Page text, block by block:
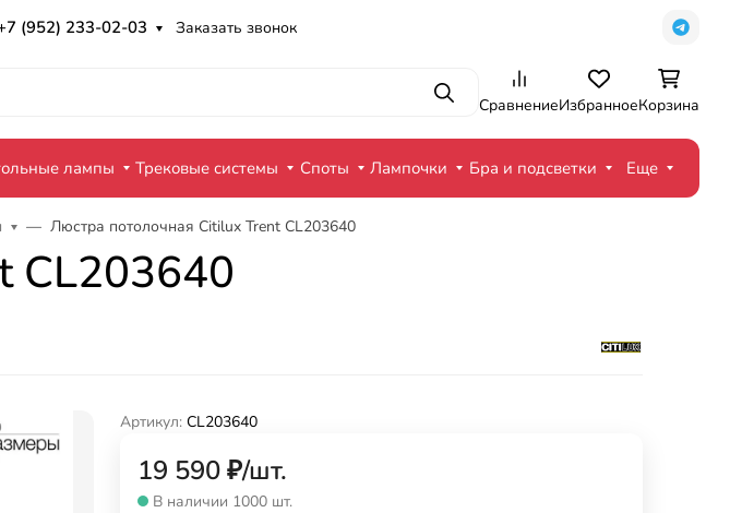
(952) 233-02-03 Заказать звонок
ПоискСравнениеИзбранноеКорзина
лампы Трековые системы Споты Лампочки Бра и подсветки Еще
Люстра потолочная Citilux Trent CL203640
CL203640
Артикул: CL203640
19 590₽/шт.
В наличии 1000 шт.